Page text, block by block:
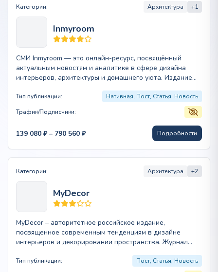
Категории: Архитектура +1
Inmyroom
СМИ Inmyroom — это онлайн-ресурс, посвящённый
актуальным новостям и аналитике в сфере дизайна
интерьеров, архитектуры и домашнего уюта. Издание
Тип публикации:
Нативная, Пост, Статья, Новость
Трафик/Подписчики:
139 080 ₽ – 790 560 ₽Диапазон
139
080 ₽
560 ₽
Подробности
Категории: Архитектура +2
MyDecor
MyDecor – авторитетное российское издание,
посвященное современным тенденциям в дизайне
интерьеров и декорировании пространства. Журнал
Тип публикации:
Пост, Статья, Новость